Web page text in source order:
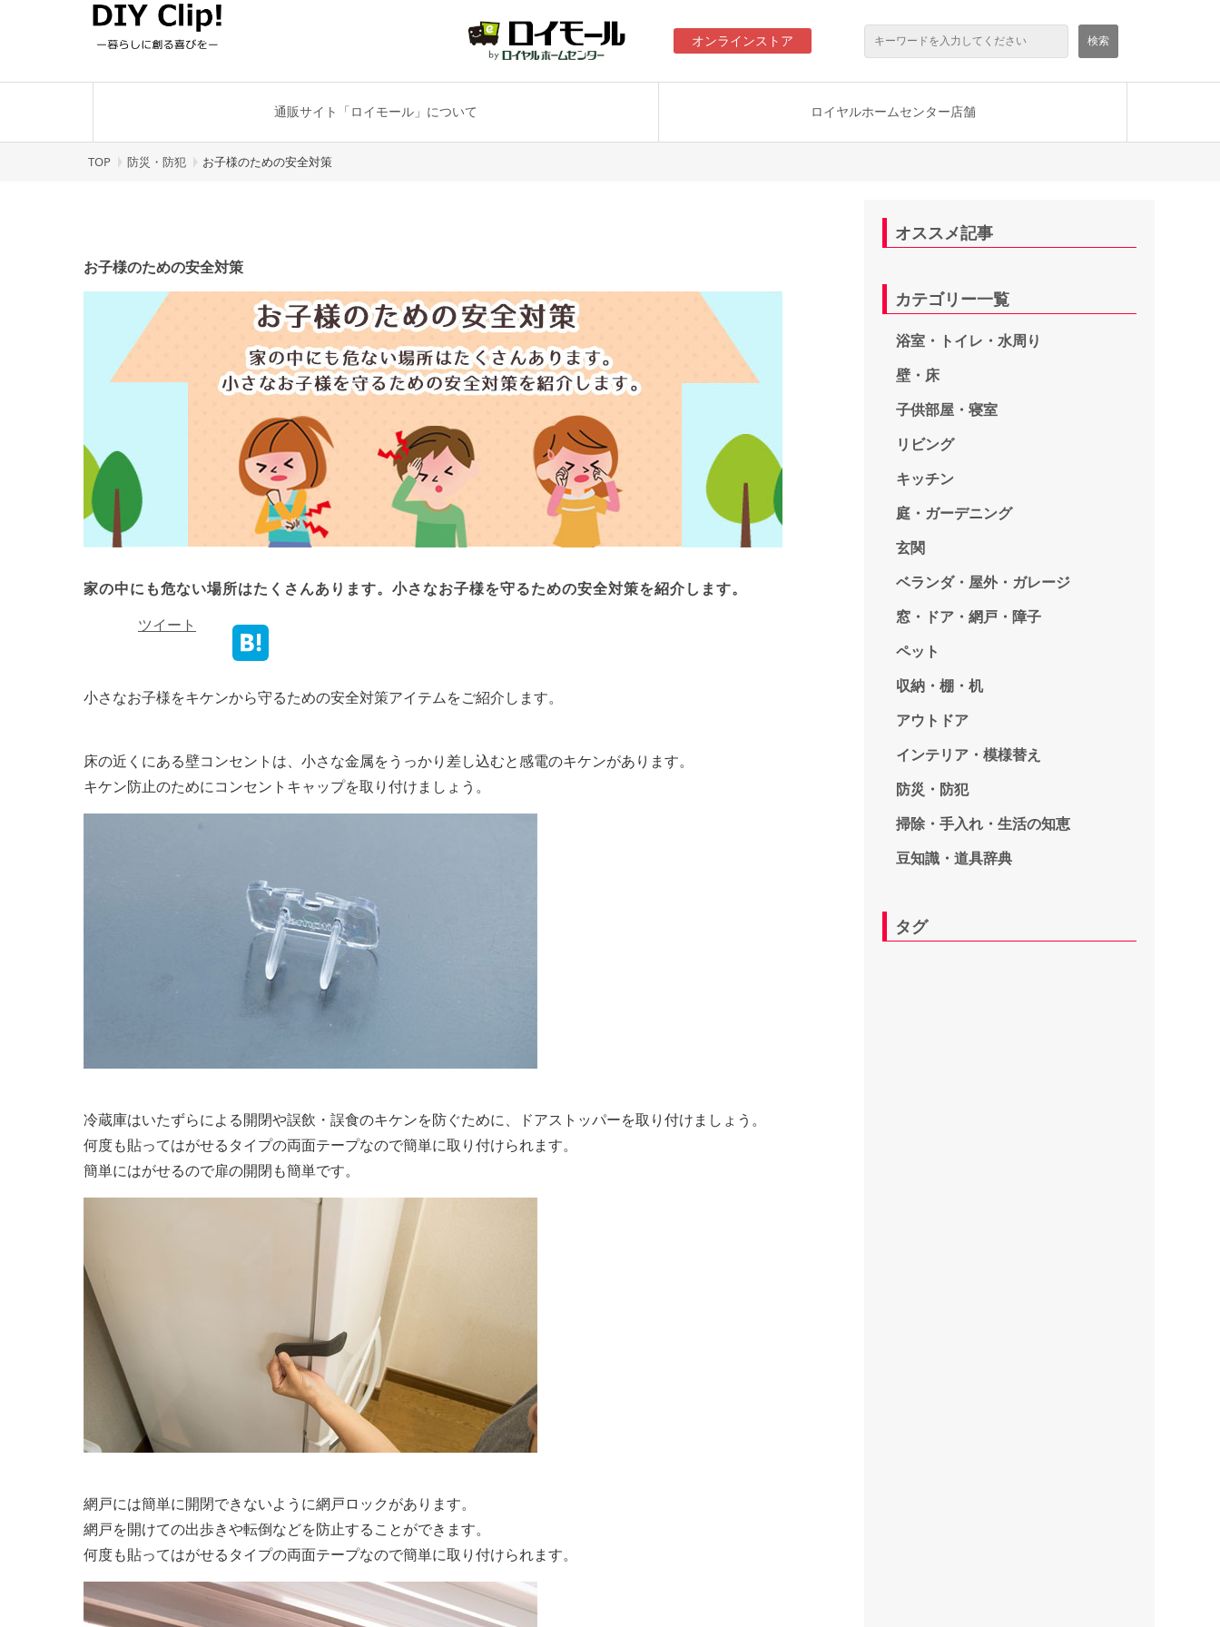
オンラインストア
通販サイト「ロイモール」について ロイヤルホームセンター店舗
TOP 防災・防犯 お子様のための安全対策
お子様のための安全対策
家の中にも危ない場所はたくさんあります。小さなお子様を守るための安全対策を紹介します。
ツイート
小さなお子様をキケンから守るための安全対策アイテムをご紹介します。
床の近くにある壁コンセントは、小さな金属をうっかり差し込むと感電のキケンがあります。
キケン防止のためにコンセントキャップを取り付けましょう。
冷蔵庫はいたずらによる開閉や誤飲・誤食のキケンを防ぐために、ドアストッパーを取り付けましょう。
何度も貼ってはがせるタイプの両面テープなので簡単に取り付けられます。
簡単にはがせるので扉の開閉も簡単です。
網戸には簡単に開閉できないように網戸ロックがあります。
網戸を開けての出歩きや転倒などを防止することができます。
何度も貼ってはがせるタイプの両面テープなので簡単に取り付けられます。
オススメ記事
カテゴリー一覧
浴室・トイレ・水周り
壁・床
子供部屋・寝室
リビング
キッチン
庭・ガーデニング
玄関
ベランダ・屋外・ガレージ
窓・ドア・網戸・障子
ペット
収納・棚・机
アウトドア
インテリア・模様替え
防災・防犯
掃除・手入れ・生活の知恵
豆知識・道具辞典
タグ